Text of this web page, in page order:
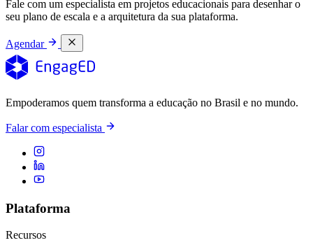
Fale com um especialista em projetos educacionais para desenhar o
seu plano de escala e a arquitetura da sua plataforma.
Agendar
Empoderamos quem transforma a educação no Brasil e no mundo.
Falar com especialista
Plataforma
Recursos